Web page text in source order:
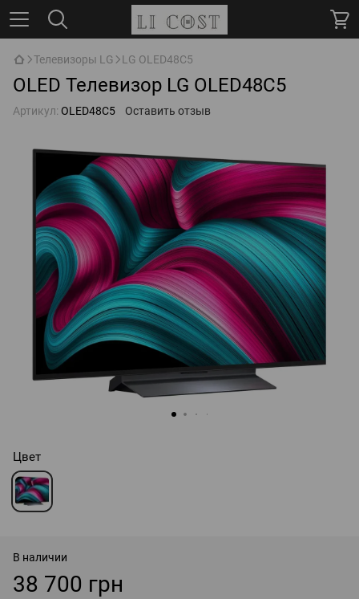
Телевизоры LG LG OLED48C5
OLED Телевизор LG OLED48C5
Артикул: OLED48C5 Оставить отзыв
Цвет
В наличии
38 700 грн